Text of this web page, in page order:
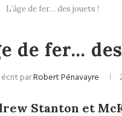
L’âge de fer… des jouets !
de fer…
écrit parRobert Pénavayre
Stanton et